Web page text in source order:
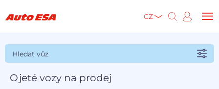
CZ
Hledat vůz
Ojeté vozy na prodej